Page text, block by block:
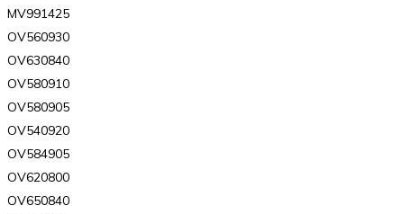
MV991425
OV560930
OV630840
OV580910
OV580905
OV540920
OV584905
OV620800
OV650840